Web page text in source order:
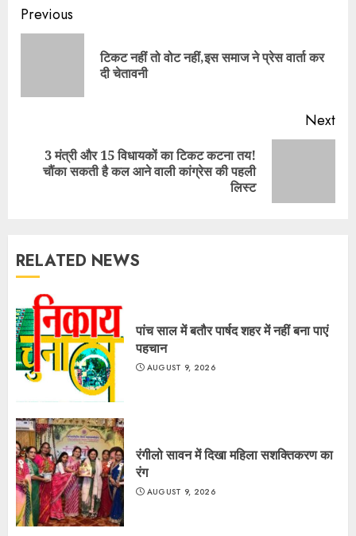
Continue
Reading
Previous
टिकट नहीं तो वोट नहीं,इस समाज ने प्रेस वार्ता कर
दी चेतावनी
Next
Next
3 मंत्री और 15 विधायकों का टिकट कटना तय!
चौंका सकती है कल आने वाली कांग्रेस की पहली
लिस्ट
RELATED NEWS
पांच साल में बतौर पार्षद शहर में नहीं बना पाएं
पहचान
AUGUST 9, 2026
रंगीलो सावन में दिखा महिला सशक्तिकरण का
रंग
AUGUST 9, 2026